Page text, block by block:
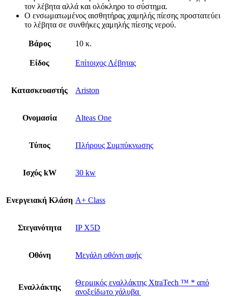
τον λέβητα αλλά και ολόκληρο το σύστημα.
Ο ενσωματωμένος αισθητήρας χαμηλής πίεσης προστατεύει
το λέβητα σε συνθήκες χαμηλής πίεσης νερού.
Βάρος 10 κ.
Είδος Επίτοιχος Λέβητας
Κατασκευαστής Ariston
Ονομασία Alteas One
Τύπος Πλήρους Συμπύκνωσης
Ισχύς kW 30 kw
Ενεργειακή Κλάση A+ Class
Στεγανότητα IP X5D
Οθόνη Μεγάλη οθόνη αφής
Εναλλάκτης
Θερμικός εναλλάκτης XtraTech ™ * από
ανοξείδωτο χάλυβα